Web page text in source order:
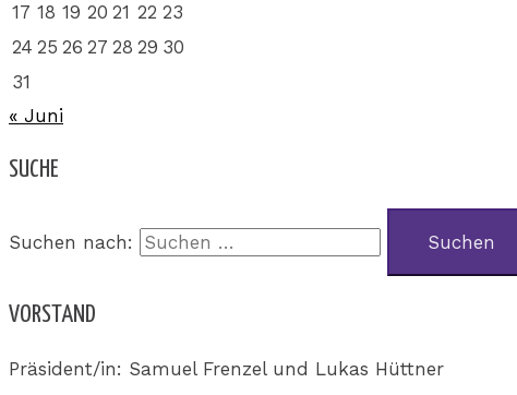
17 18 19 20 21 22 23
24 25 26 27 28 29 30
31
« Juni
SUCHE
Suchen nach:
VORSTAND
Präsident/in: Samuel Frenzel und Lukas Hüttner